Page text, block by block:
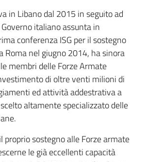
in Libano dal 2015 in seguito ad
italiano assunta in
conferenza ISG per il sostegno
Roma nel giugno 2014, ha sinora
membri delle Forze Armate
di oltre venti milioni di
ed attività addestrativa a
altamente specializzato delle
proprio sostegno alle Forze armate
le già eccellenti capacità